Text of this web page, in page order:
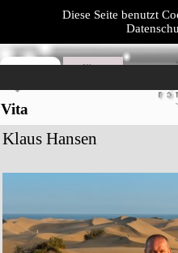
Diese Seite benutzt
Klaus
Fotografie
Vita
Klaus Hansen